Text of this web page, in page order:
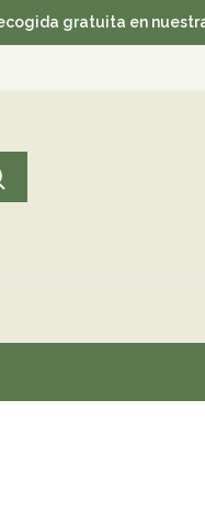
gratuita en nuestra